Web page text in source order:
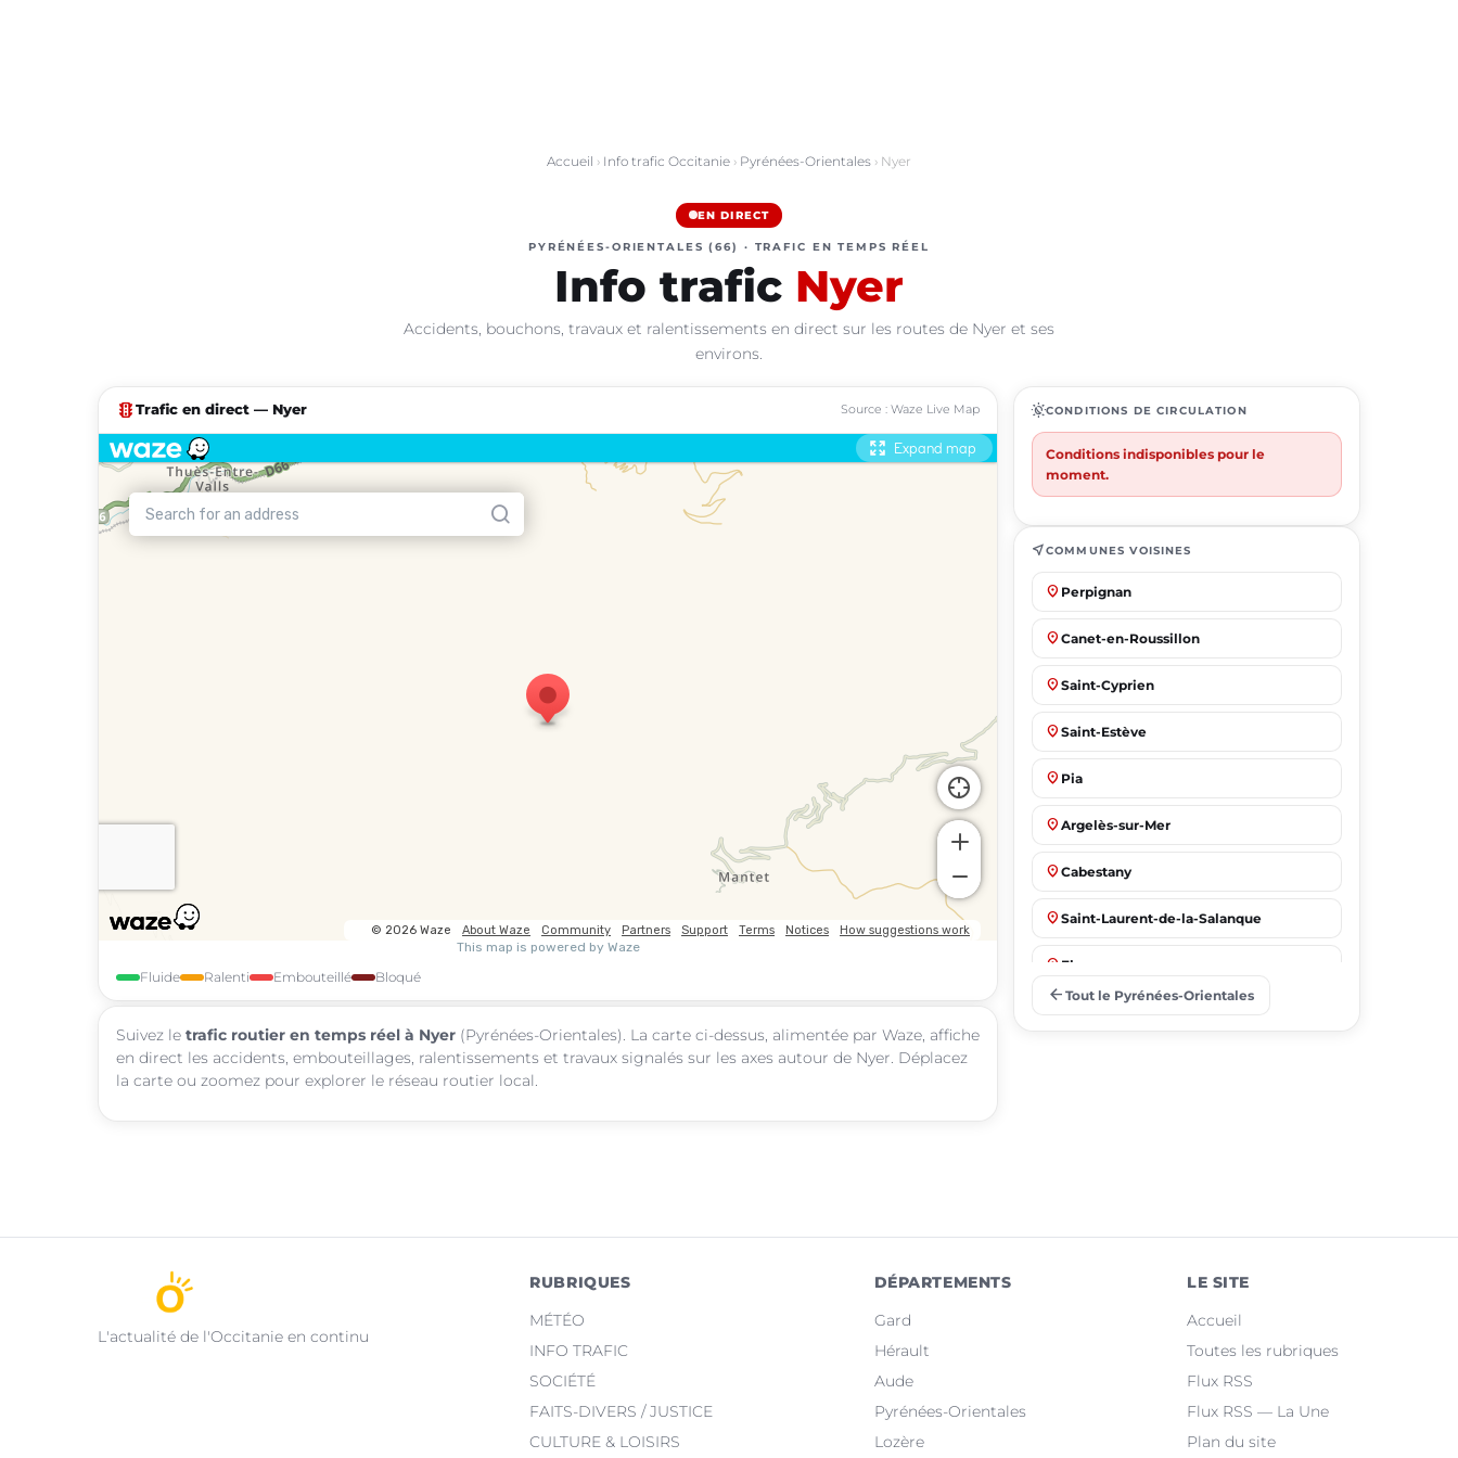
Accueil › Info trafic Occitanie › Pyrénées-Orientales › Nyer
EN DIRECT
PYRÉNÉES-ORIENTALES (66) · TRAFIC EN TEMPS RÉEL
Info trafic Nyer
Accidents, bouchons, travaux et ralentissements en direct sur les routes de Nyer et ses
environs.
traffic Trafic en direct — Nyer Source : Waze Live Map
Fluide Ralenti Embouteillé Bloqué
Suivez le trafic routier en temps réel à Nyer (Pyrénées-Orientales). La carte ci-dessus, alimentée par Waze, affiche
en direct les accidents, embouteillages, ralentissements et travaux signalés sur les axes autour de Nyer. Déplacez
la carte ou zoomez pour explorer le réseau routier local.
routineCONDITIONS DE CIRCULATION
Conditions indisponibles pour le
moment.
near_meCOMMUNES VOISINES
place Perpignan
place Canet-en-Roussillon
place Saint-Cyprien
place Saint-Estève
place Pia
place Argelès-sur-Mer
place Cabestany
place Saint-Laurent-de-la-Salanque
place Elne
arrow_back Tout le Pyrénées-Orientales
L'actualité de l'Occitanie en continu
RUBRIQUES
MÉTÉO
INFO TRAFIC
SOCIÉTÉ
FAITS-DIVERS / JUSTICE
CULTURE & LOISIRS
DÉPARTEMENTS
Gard
Hérault
Aude
Pyrénées-Orientales
Lozère
LE SITE
Accueil
Toutes les rubriques
Flux RSS
Flux RSS — La Une
Plan du site